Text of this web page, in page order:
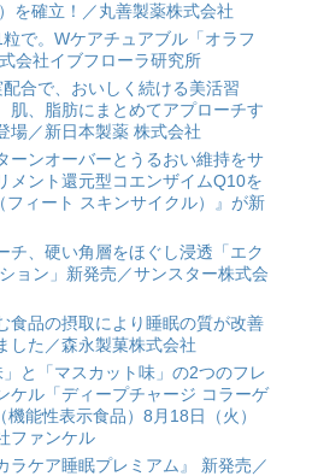
を確立！／丸善製薬株式会社
で。Wケアチュアブル「オラフ
会社イブフローラ研究所
合で、おいしく続ける美活習
肌、脂肪にまとめてアプローチす
場／新日本製薬 株式会社
ーンオーバーとうるおい維持をサ
メント還元型コエンザイムQ10を
ィート スキンサイクル）』が新
チ、硬い角層をほぐし浸透「エク
ョン」新発売／サンスター株式会
食品の摂取により睡眠の質が改善
した／森永製菓株式会社
と「マスカット味」の2つのフレ
ケル「ディープチャージ コラーゲ
能性表示食品）8月18日（火）
ファンケル
ラケア睡眠プレミアム』 新発売／